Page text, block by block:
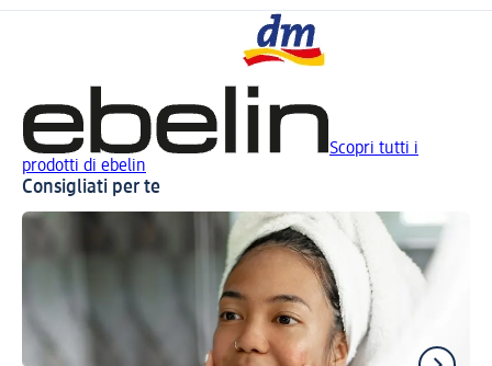
Scopri tutti i
prodotti di ebelin
Consigliati per te